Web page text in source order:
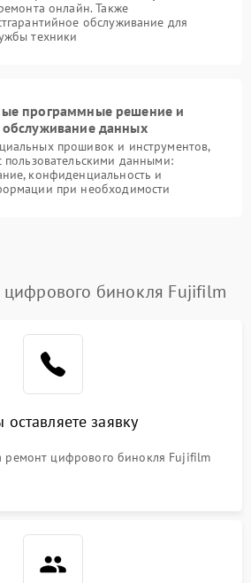
онлайн. Также
обслуживание для
техники
программные решение и
обслуживание данных
прошивок и инструментов,
пользовательскими данными:
конфиденциальность и
при необходимости
бинокля Fujifilm
оставляете заявку
ремонт цифрового бинокля Fujifilm